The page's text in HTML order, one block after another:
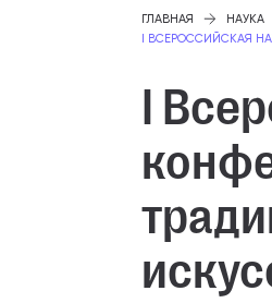
Бакалавриат
Магистратура
Ассистентура-
Аспирантура
Дополнительное
ГЛАВНАЯ НАУКА
I ВСЕРОССИЙСКАЯ
I